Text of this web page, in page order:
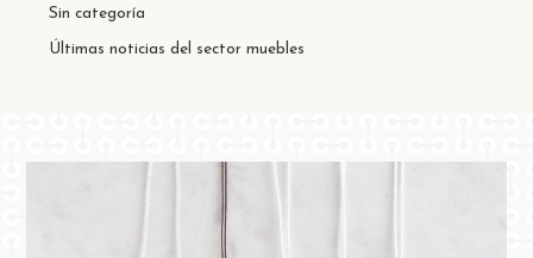
Sin categoría
Últimas noticias del sector muebles